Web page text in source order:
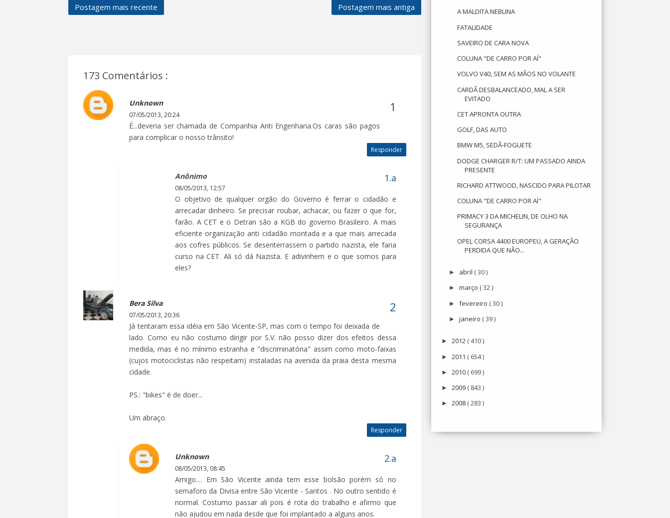
Postagem mais recente Postagem mais antiga
173 Comentários :
Unknown
07/05/2013, 20:24
É...deveria ser chamada de Companhia Anti Engenharia.Os caras são pagos
para complicar o nosso trânsito!
Responder
Anônimo
08/05/2013, 12:57
O objetivo de qualquer orgão do Governo é ferrar o cidadão e
arrecadar dinheiro. Se precisar roubar, achacar, ou fazer o que for,
farão. A CET e o Detran são a KGB do governo Brasileiro. A mais
eficiente organização anti cidadão montada e a que mais arrecada
aos cofres públicos. Se desenterrassem o partido nazista, ele faria
curso na CET. Ali só dá Nazista. E adivinhem e o que somos para
eles?
Bera Silva
07/05/2013, 20:36
Já tentaram essa idéia em São Vicente-SP, mas com o tempo foi deixada de
lado. Como eu não costumo dirigir por S.V. não posso dizer dos efeitos dessa
medida, mas é no mínimo estranha e "discriminatória" assim como moto-faixas
(cujos motociclistas não respeitam) instaladas na avenida da praia desta mesma
cidade.
PS.: "bikes" é de doer...
Um abraço.
Responder
Unknown
08/05/2013, 08:45
Amigo.... Em São Vicente ainda tem esse bolsão porém só no
semaforo da Divisa entre São Vicente - Santos . No outro sentido é
normal. Costumo passar ali pois é rota do trabalho e afirmo que
não ajudou em nada desde que foi implantado a alguns anos.
A MALDITA NEBLINA
FATALIDADE
SAVEIRO DE CARA NOVA
COLUNA "DE CARRO POR AÍ"
VOLVO V40, SEM AS MÃOS NO VOLANTE
CARDÃ DESBALANCEADO, MAL A SER
EVITADO
CET APRONTA OUTRA
GOLF, DAS AUTO
BMW M5, SEDÃ-FOGUETE
DODGE CHARGER R/T: UM PASSADO AINDA
PRESENTE
RICHARD ATTWOOD, NASCIDO PARA PILOTAR
COLUNA "DE CARRO POR AÍ"
PRIMACY 3 DA MICHELIN, DE OLHO NA
SEGURANÇA
OPEL CORSA 4400 EUROPEU, A GERAÇÃO
PERDIDA QUE NÃO...
► abril ( 30 )
►março ( 32 )
►fevereiro ( 30 )
►janeiro ( 39 )
► 2012 ( 410 )
► 2011 ( 654 )
► 2010 ( 699 )
► 2009 ( 843 )
► 2008 ( 283 )